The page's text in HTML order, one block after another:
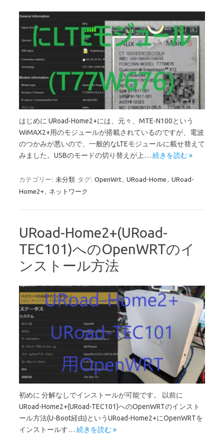
はじめに URoad-Home2+には、元々、MTE-N100という
WiMAX2+用のモジュールが搭載されているのですが、電波
のつかみが悪いので、一般的なLTEモジュールに載せ替えて
みました。USBのモードの切り替えが上… 続きを読む »
カテゴリー: 未分類 タグ: OpenWrt URoad-Home
URoad-
Home2+
ネットワーク
URoad-Home2+(URoad-
TEC101)へのOpenWRTのイ
ンストール方法
初めに 分解なしでインストールが可能です。 以前に
URoad-Home2+(URoad-TEC101)へのOpenWRTのインスト
ール方法(U-Boot経由)というURoad-Home2+にOpenWRTを
インストールす… 続きを読む »